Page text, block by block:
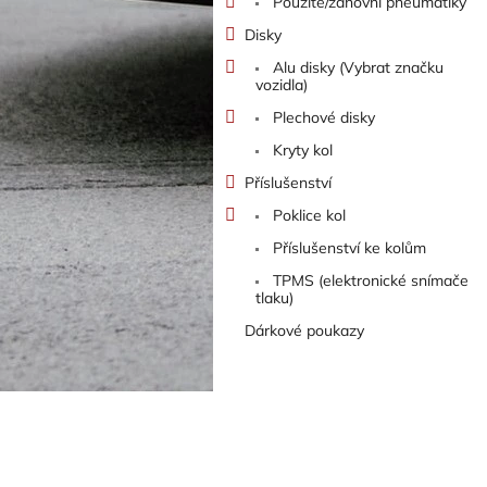
Disky
Alu disky (Vybrat značku
vozidla)
Plechové disky
Kryty kol
Příslušenství
Poklice kol
Příslušenství ke kolům
TPMS (elektronické snímače
tlaku)
Dárkové poukazy